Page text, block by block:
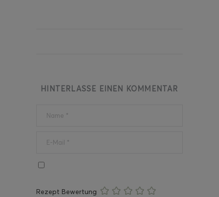
HINTERLASSE EINEN KOMMENTAR
Rezept Bewertung